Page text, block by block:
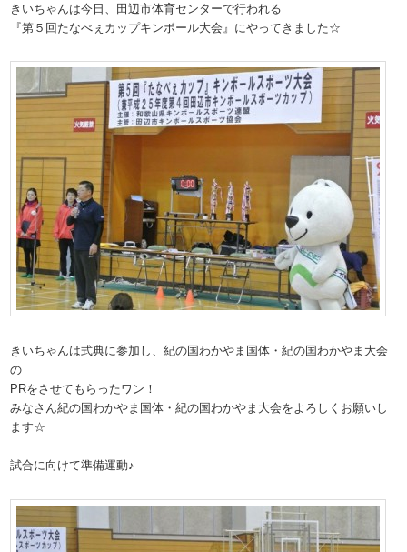
きいちゃんは今日、田辺市体育センターで行われる
『第５回たなべぇカップキンボール大会』にやってきました☆
きいちゃんは式典に参加し、紀の国わかやま国体・紀の国わかやま大会
の
PRをさせてもらったワン！
みなさん紀の国わかやま国体・紀の国わかやま大会をよろしくお願いし
ます☆
試合に向けて準備運動♪